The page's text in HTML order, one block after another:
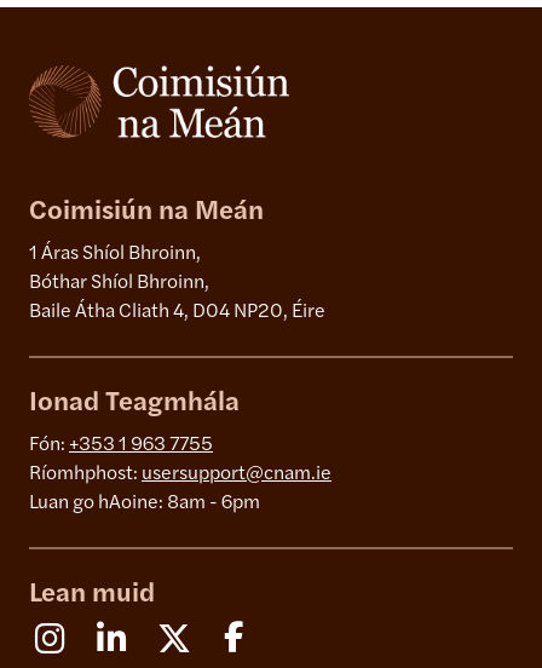
Coimisiún na Meán
1 Áras Shíol Bhroinn,
Bóthar Shíol Bhroinn,
Baile Átha Cliath 4, D04 NP20, Éire
Ionad Teagmhála
Fón: +353 1 963 7755
Ríomhphost: usersupport@cnam.ie
Luan go hAoine: 8am - 6pm
Lean muid
InstagramLinkedin X (Formerly Twitter)